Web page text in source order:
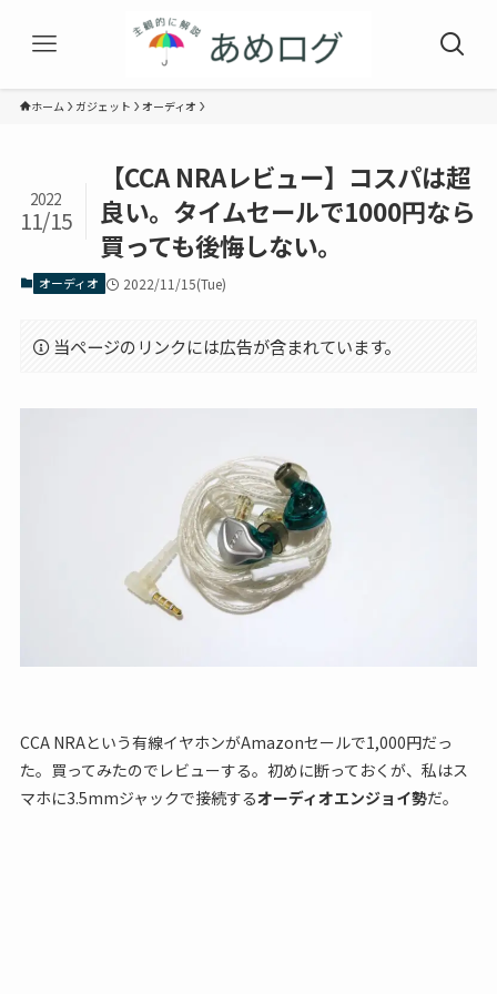
ホーム ガジェット オーディオ
【CCA NRAレビュー】コスパは超
良い。タイムセールで1000円なら
買っても後悔しない。
2022
11/15
オーディオ 2022/11/15(Tue)
当ページのリンクには広告が含まれています。
CCA NRAという有線イヤホンがAmazonセールで1,000円だっ
た。買ってみたのでレビューする。初めに断っておくが、私はス
マホに3.5mmジャックで接続するオーディオエンジョイ勢だ。